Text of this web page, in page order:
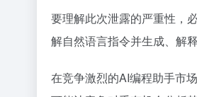
要理解此次泄露的严重性，
解自然语言指令并生成、解
在竞争激烈的AI编程助手市